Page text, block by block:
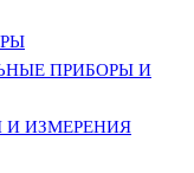
ПРИБОРЫ И
И ИЗМЕРЕНИЯ